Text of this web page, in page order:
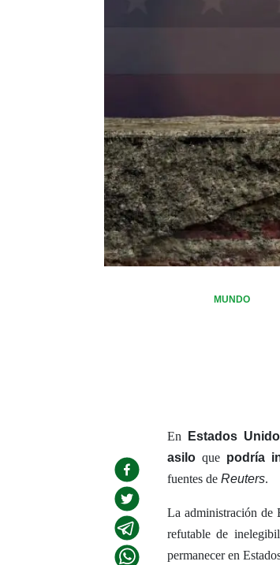
MUNDO
En Estados
asilo que podría
fuentes deReuters.
La administración de
refutable de
permanecer en